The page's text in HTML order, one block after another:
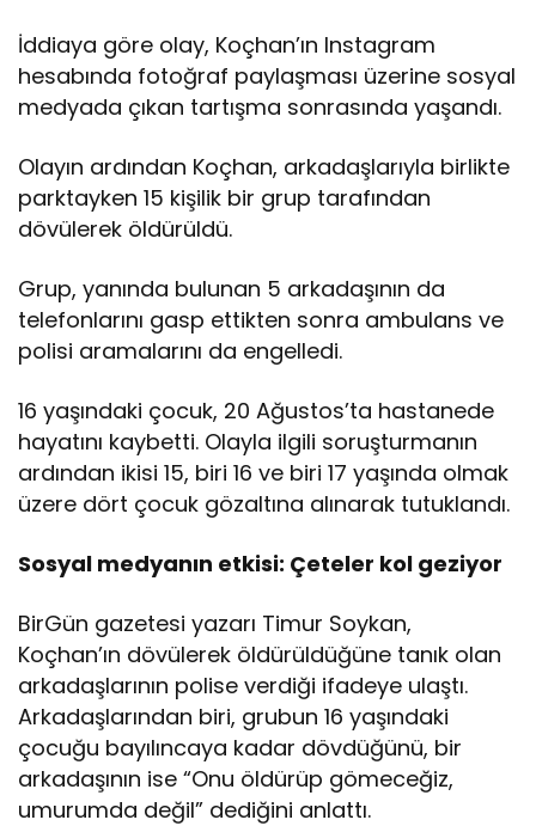
İddiaya göre olay, Koçhan’ın Instagram
hesabında fotoğraf paylaşması üzerine sosyal
medyada çıkan tartışma sonrasında yaşandı.
Olayın ardından Koçhan, arkadaşlarıyla birlikte
parktayken 15 kişilik bir grup tarafından
dövülerek öldürüldü.
Grup, yanında bulunan 5 arkadaşının da
telefonlarını gasp ettikten sonra ambulans ve
polisi aramalarını da engelledi.
16 yaşındaki çocuk, 20 Ağustos’ta hastanede
hayatını kaybetti. Olayla ilgili soruşturmanın
ardından ikisi 15, biri 16 ve biri 17 yaşında olmak
üzere dört çocuk gözaltına alınarak tutuklandı.
Sosyal medyanın etkisi: Çeteler kol geziyor
BirGün gazetesi yazarı Timur Soykan,
Koçhan’ın dövülerek öldürüldüğüne tanık olan
arkadaşlarının polise verdiği ifadeye ulaştı.
Arkadaşlarından biri, grubun 16 yaşındaki
çocuğu bayılıncaya kadar dövdüğünü, bir
arkadaşının ise “Onu öldürüp gömeceğiz,
umurumda değil” dediğini anlattı.